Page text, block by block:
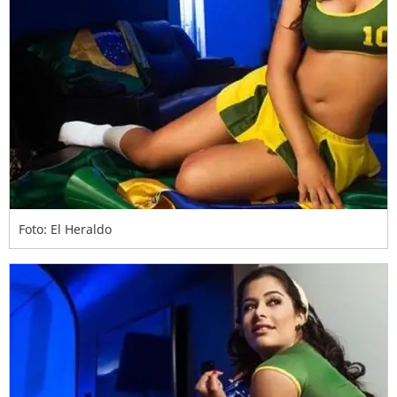
Foto: El Heraldo